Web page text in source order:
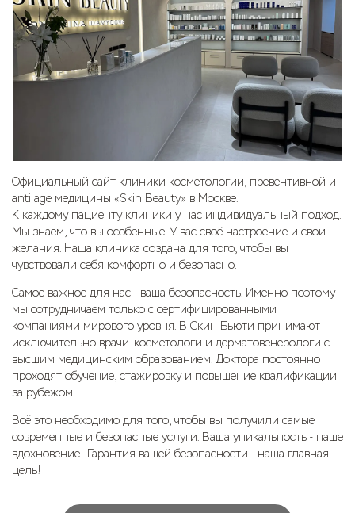
Официальный сайт клиники косметологии, превентивной и
anti age медицины «Skin Beauty» в Москве.
К каждому пациенту клиники у нас индивидуальный подход.
Мы знаем, что вы особенные. У вас своё настроение и свои
желания. Наша клиника создана для того, чтобы вы
чувствовали себя комфортно и безопасно.
Самое важное для нас - ваша безопасность. Именно поэтому
мы сотрудничаем только с сертифицированными
компаниями мирового уровня. В Скин Бьюти принимают
исключительно врачи-косметологи и дерматовенерологи с
высшим медицинским образованием. Доктора постоянно
проходят обучение, стажировку и повышение квалификации
за рубежом.
Всё это необходимо для того, чтобы вы получили самые
современные и безопасные услуги. Ваша уникальность - наше
вдохновение! Гарантия вашей безопасности - наша главная
цель!